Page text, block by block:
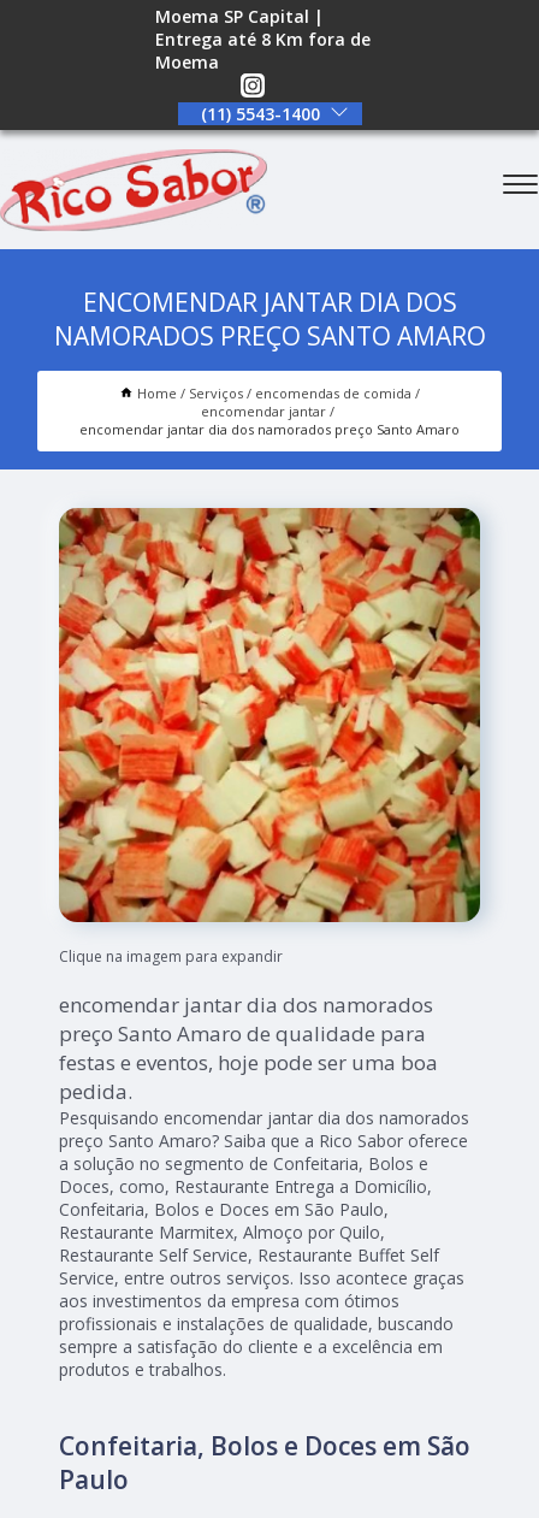
Moema SP Capital |
Entrega até 8 Km fora de
Moema
(11) 5543-1400
ENCOMENDAR JANTAR DIA DOS
NAMORADOS PREÇO SANTO AMARO
Home Serviços
encomendas de comida
encomendar jantar
encomendar jantar dia dos namorados preço Santo Amaro
Clique na imagem para expandir
encomendar jantar dia dos namorados
preço Santo Amaro de qualidade para
festas e eventos, hoje pode ser uma boa
pedida.
Pesquisando encomendar jantar dia dos namorados
preço Santo Amaro? Saiba que a Rico Sabor oferece
a solução no segmento de Confeitaria, Bolos e
Doces, como, Restaurante Entrega a Domicílio,
Confeitaria, Bolos e Doces em São Paulo,
Restaurante Marmitex, Almoço por Quilo,
Restaurante Self Service, Restaurante Buffet Self
Service, entre outros serviços. Isso acontece graças
aos investimentos da empresa com ótimos
profissionais e instalações de qualidade, buscando
sempre a satisfação do cliente e a excelência em
produtos e trabalhos.
Confeitaria, Bolos e Doces em São
Paulo